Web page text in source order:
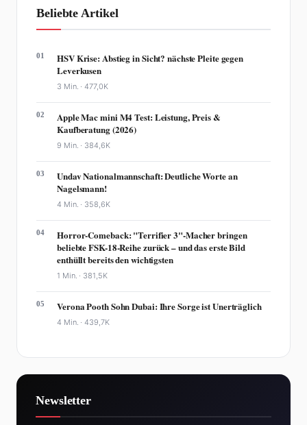
Beliebte Artikel
01
HSV Krise: Abstieg in Sicht? nächste Pleite gegen
Leverkusen
3 Min. ·477,0K
02
Apple Mac mini M4 Test: Leistung, Preis &
Kaufberatung (2026)
9 Min. · 384,6K
03
Undav Nationalmannschaft: Deutliche Worte an
Nagelsmann!
4 Min. · 358,6K
04
Horror-Comeback: "Terrifier 3"-Macher bringen
beliebte FSK-18-Reihe zurück – und das erste Bild
enthüllt bereits den wichtigsten
1 Min. · 381,5K
05 Verona Pooth Sohn Dubai: Ihre Sorge ist Unerträglich
4 Min. ·439,7K
Newsletter